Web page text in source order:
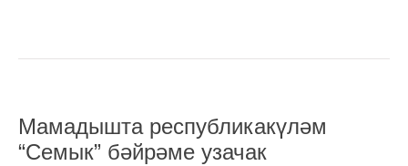
Мамадышта республикакүләм
“Семык” бәйрәме узачак